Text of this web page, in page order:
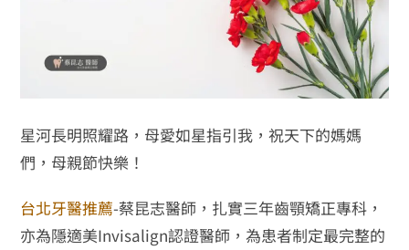
星河長明照耀路，母愛如星指引我，祝天下的媽媽
們，母親節快樂！
台北牙醫推薦-蔡昆志醫師，扎實三年齒顎矯正專科，
亦為隱適美Invisalign認證醫師，為患者制定最完整的